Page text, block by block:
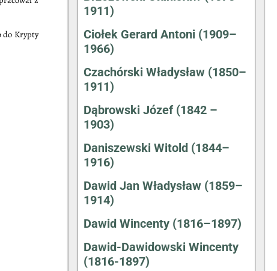
do Krypty
1911)
Ciołek Gerard Antoni (1909–
1966)
Czachórski Władysław (1850–
1911)
Dąbrowski Józef (1842 –
1903)
Daniszewski Witold (1844–
1916)
Dawid Jan Władysław (1859–
1914)
Dawid Wincenty (1816–1897)
Dawid-Dawidowski Wincenty
(1816-1897)